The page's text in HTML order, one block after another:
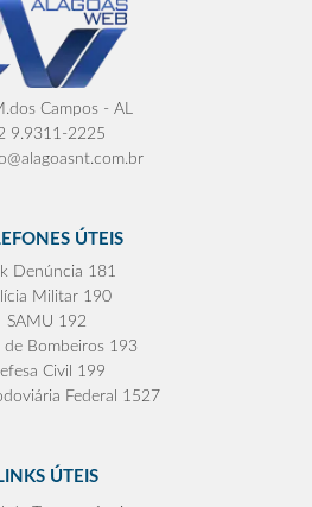
Campos - AL
9.9311-2225
ÚTEIS
Denúncia 181
Militar 190
SAMU 192
de Bombeiros 193
Civil 199
Federal 1527
LINKS ÚTEIS